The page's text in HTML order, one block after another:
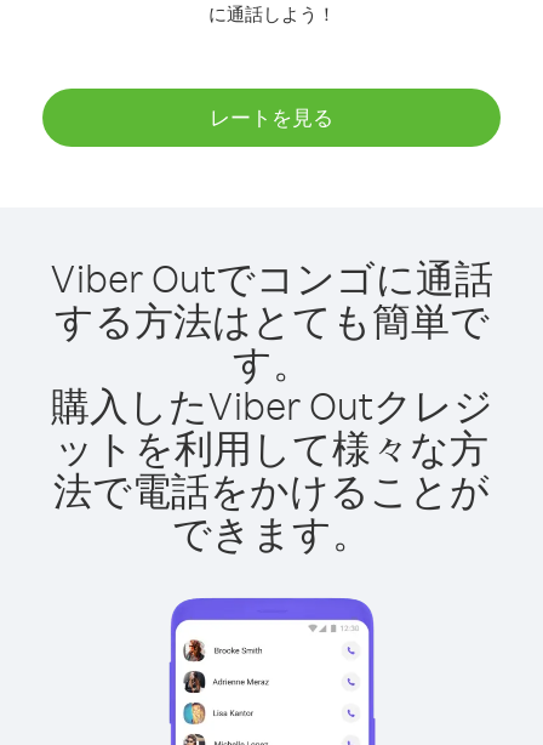
に通話しよう！
レートを見る
Viber Outでコンゴに通話
する方法はとても簡単で
す。
購入したViber Outクレジ
ットを利用して様々な方
法で電話をかけることが
できます。